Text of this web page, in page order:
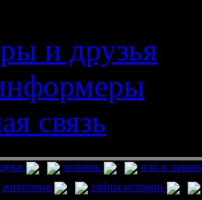
и друзья
связь
человек
нло и
животные
тайны истории